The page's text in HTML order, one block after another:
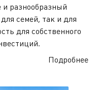
и разнообразный
семей, так и для
для собственного
Подробнее